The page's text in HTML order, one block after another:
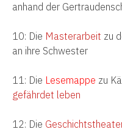
anhand der
10: Die Masterarbeit zu
an ihre Schwester
11: Die Lesemappe zu
gefährdet leben
12: Die